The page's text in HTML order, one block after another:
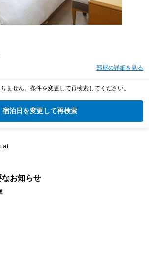
部屋の詳細を見る
ません。条件を変更して再検索してください。
宿泊日を変更して再検索
at
お知らせ